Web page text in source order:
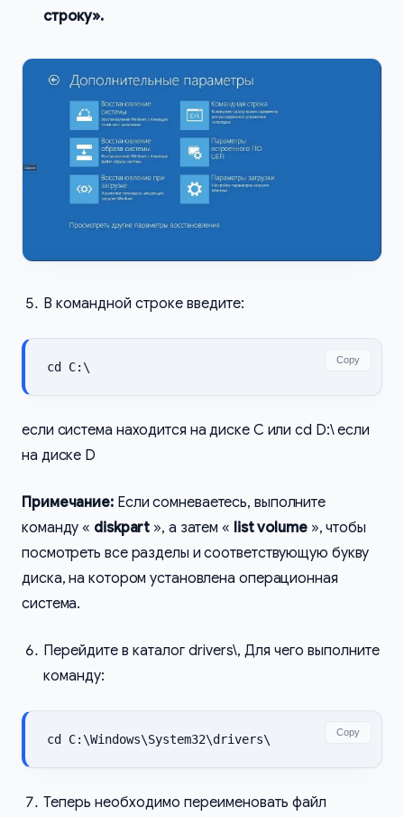
строку».
В командной строке введите:
cd C:\ Copy
если система находится на диске С или cd D:\ если
на диске D
Примечание:Если сомневаетесь, выполните
команду « diskpart », а затем « list volume», чтобы
посмотреть все разделы и соответствующую букву
диска, на котором установлена операционная
система.
Перейдите в каталог drivers\, Для чего выполните
команду:
cd C:\Windows\System32\drivers\ Copy
Теперь необходимо переименовать файл